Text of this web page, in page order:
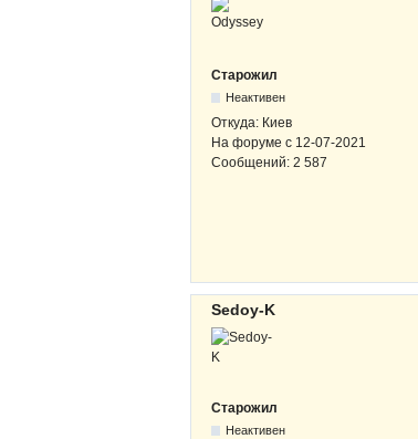
Старожил
Неактивен
Откуда: Киев
На форуме с 12-07-2021
Сообщений: 2 587
Sedoy-K
Старожил
Неактивен